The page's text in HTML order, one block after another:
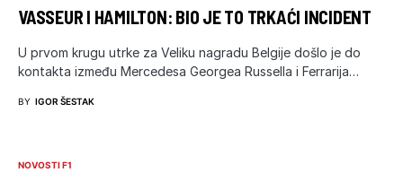
VASSEUR I HAMILTON: BIO JE TO TRKAĆI INCIDENT
U prvom krugu utrke za Veliku nagradu Belgije došlo je do
kontakta između Mercedesa Georgea Russella i Ferrarija…
BY IGOR ŠESTAK
NOVOSTI F1